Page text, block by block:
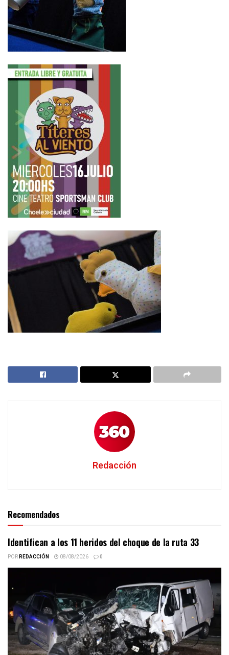
Redacción
Recomendados
Identifican a los 11 heridos del choque de la ruta 33
PORREDACCIÓN 08/08/2026 0